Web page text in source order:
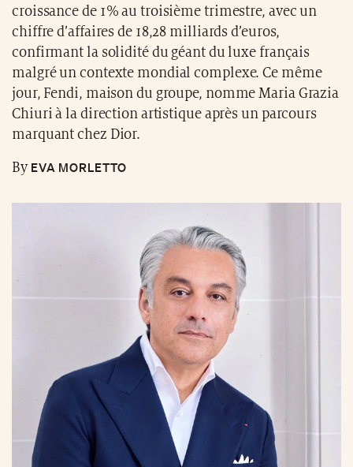
croissance de 1% au troisième trimestre, avec un
chiffre d’affaires de 18,28 milliards d’euros,
confirmant la solidité du géant du luxe français
malgré un contexte mondial complexe. Ce même
jour, Fendi, maison du groupe, nomme Maria Grazia
Chiuri à la direction artistique après un parcours
marquant chez Dior.
ByEVA MORLETTO